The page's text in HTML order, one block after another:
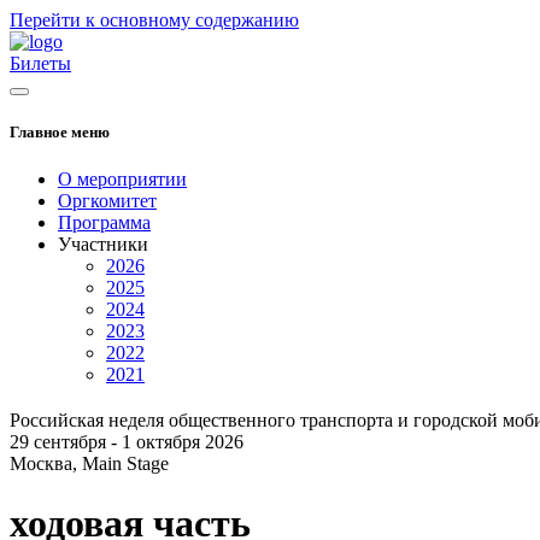
Перейти к основному содержанию
Билеты
Главное меню
О мероприятии
Оргкомитет
Программа
Участники
2026
2025
2024
2023
2022
2021
Российская неделя общественного транспорта и городской
29 сентября - 1 октября 2026
Москва, Main Stage
ходовая часть